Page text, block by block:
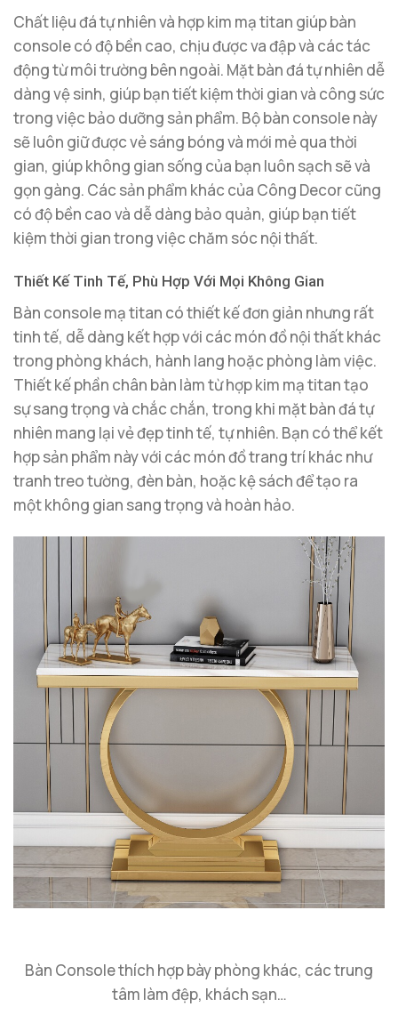
Chất liệu đá tự nhiên và hợp kim mạ titan giúp bàn
console có độ bền cao, chịu được va đập và các tác
động từ môi trường bên ngoài. Mặt bàn đá tự nhiên dễ
dàng vệ sinh, giúp bạn tiết kiệm thời gian và công sức
trong việc bảo dưỡng sản phẩm. Bộ bàn console này
sẽ luôn giữ được vẻ sáng bóng và mới mẻ qua thời
gian, giúp không gian sống của bạn luôn sạch sẽ và
gọn gàng. Các sản phẩm khác của Công Decor cũng
có độ bền cao và dễ dàng bảo quản, giúp bạn tiết
kiệm thời gian trong việc chăm sóc nội thất.
Thiết Kế Tinh Tế, Phù Hợp Với Mọi Không Gian
Bàn console mạ titan có thiết kế đơn giản nhưng rất
tinh tế, dễ dàng kết hợp với các món đồ nội thất khác
trong phòng khách, hành lang hoặc phòng làm việc.
Thiết kế phần chân bàn làm từ hợp kim mạ titan tạo
sự sang trọng và chắc chắn, trong khi mặt bàn đá tự
nhiên mang lại vẻ đẹp tinh tế, tự nhiên. Bạn có thể kết
hợp sản phẩm này với các món đồ trang trí khác như
tranh treo tường, đèn bàn, hoặc kệ sách để tạo ra
một không gian sang trọng và hoàn hảo.
Bàn Console thích hợp bày phòng khác, các trung
tâm làm đệp, khách sạn…